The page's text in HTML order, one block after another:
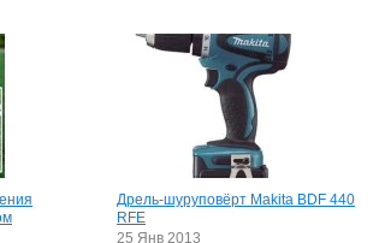
Дрель-шуруповёрт Makita BDF 440
RFE
25 Янв 2013